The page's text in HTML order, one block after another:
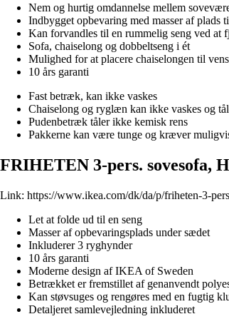
Nem og hurtig omdannelse mellem
Indbygget opbevaring med masser af plads
Kan forvandles til en rummelig seng ved at
Sofa, chaiselong og dobbeltseng i ét
Mulighed for at placere chaiselongen til
10 års garanti
Fast betræk, kan ikke vaskes
Chaiselong og ryglæn kan ikke vaskes og
Pudenbetræk tåler ikke kemisk rens
Pakkerne kan være tunge og kræver
FRIHETEN 3-pers. sovesofa,
Link: https://www.ikea.com/dk/da/p/friheten-3-
Let at folde ud til en seng
Masser af opbevaringsplads under sædet
Inkluderer 3 ryghynder
10 års garanti
Moderne design af IKEA of Sweden
Betrækket er fremstillet af genanvendt
Kan støvsuges og rengøres med en fugtig
Detaljeret samlevejledning inkluderet